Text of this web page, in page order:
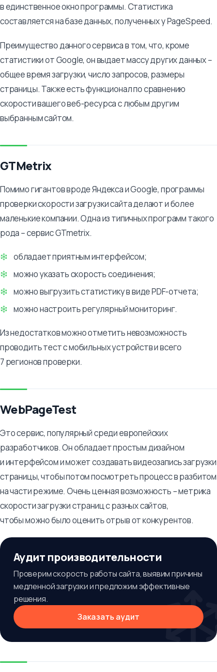
в единственное окно программы. Статистика
составляется на базе данных, полученных у PageSpeed.
Преимущество данного сервиса в том, что, кроме
статистики от Google, он выдает массу других данных –
общее время загрузки, число запросов, размеры
страницы. Также есть функционал по сравнению
скорости вашего веб-ресурса с любым другим
выбранным сайтом.
GTMetrix
Помимо гигантов вроде Яндекса и Google, программы
проверки скорости загрузки сайта делают и более
маленькие компании. Одна из типичных программ такого
рода – сервис GTmetrix.
обладает приятным интерфейсом;
можно указать скорость соединения;
можно выгрузить статистику в виде PDF-отчета;
можно настроить регулярный мониторинг.
Из недостатков можно отметить невозможность
проводить тест с мобильных устройств и всего
7 регионов проверки.
WebPageTest
Это сервис, популярный среди европейских
разработчиков. Он обладает простым дизайном
и интерфейсом и может создавать видеозапись загрузки
страницы, чтобы потом посмотреть процесс в разбитом
на части режиме. Очень ценная возможность – метрика
скорости загрузки страниц с разных сайтов,
чтобы можно было оценить отрыв от конкурентов.
Аудит производительности
Проверим скорость работы сайта, выявим причины
медленной загрузки и предложим эффективные
решения.
Заказать аудит